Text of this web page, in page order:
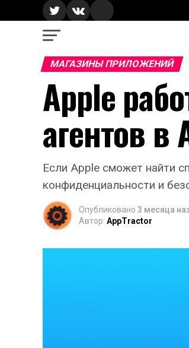
МАГАЗИНЫ ПРИЛОЖЕНИЙ
Apple
агентов в
Если Apple сможет найти
конфиденциальности и
Опубликовано 3 месяца
Автор: AppTractor